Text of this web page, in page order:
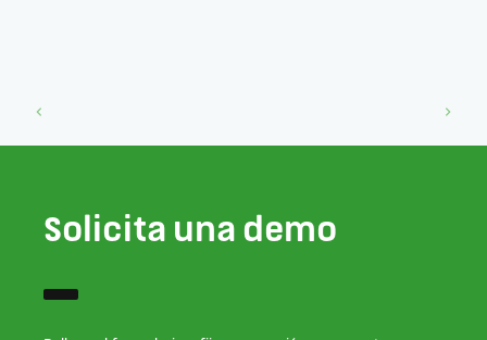
chevron_left chevron_right
Solicita una demo